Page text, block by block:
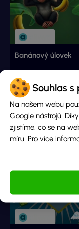
Souhlas s
Na našem webu
Google nástrojů.
zjistíme, co se na
míru. Pro více
Banánový úlovek
Hlavní cena
200 000 Kč
Cena losu
20 Kč
DETAIL LOSU